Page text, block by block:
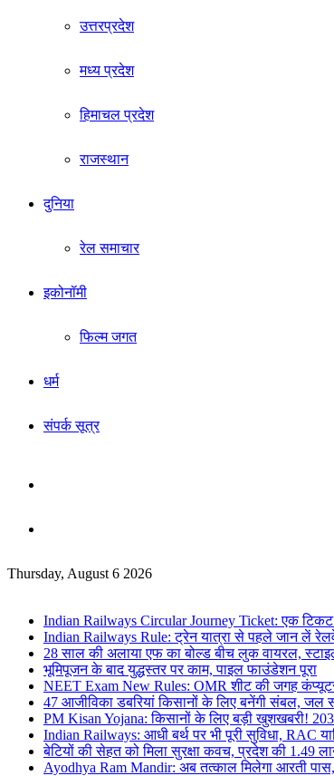
उत्तरप्रदेश
मध्य प्रदेश
हिमाचल प्रदेश
राजस्थान
दुनिया
रेल समाचार
इकोनॉमी
फिल्म जगत
धर्म
संपर्क सूत्र
for
Thursday, August 6 2026
Indian Railways Circular Journey Ticket: एक
Indian Railways Rule: ट्रेन यात्रा से पहले जान लें रेलवे
28 साल की अलाया एफ का बोल्ड बीच लुक वायरल,
भूमिपूजन के बाद युद्धस्तर पर काम, पाइल फाउंडेशन पूरा
NEET Exam New Rules: OMR शीट की जगह कंप्यूटर
47 आजीविका डबरियां किसानों के लिए बनेंगी संबल, जल
PM Kisan Yojana: किसानों के लिए बड़ी खुशखबरी!
Indian Railways: आधी बर्थ पर भी पूरी सुविधा, RAC
बेटियों की सेहत को मिला सुरक्षा कवच, प्रदेश की 1.49
Ayodhya Ram Mandir: अब तत्काल मिलेगा आरती